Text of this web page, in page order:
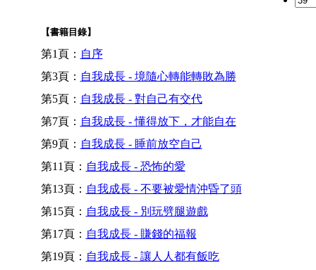
【書籍目錄】
第1頁： 自序
第3頁： 自我成長 - 境隨心轉能轉敗為勝
第5頁： 自我成長 - 對自己有交代
第7頁： 自我成長 - 懂得放下，才能自在
第9頁： 自我成長 - 睡前放空自己
第11頁： 自我成長 - 恐怖的愛
第13頁： 自我成長 - 不要被愛情沖昏了頭
第15頁： 自我成長 - 別玩劈腿遊戲
第17頁： 自我成長 - 賺錢的福報
第19頁： 自我成長 - 讓人人都有飯吃